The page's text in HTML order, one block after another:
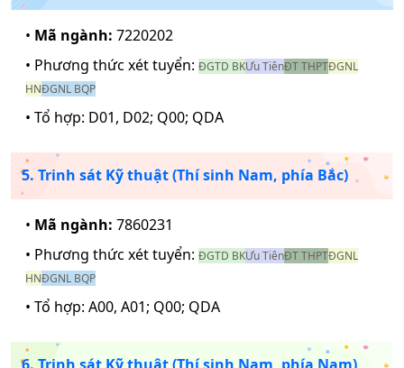
• Mã ngành: 7220202
• Phương thức xét tuyển: ĐGTD BKƯu TiênĐT THPTĐGNL
HNĐGNL BQP
• Tổ hợp: D01, D02; Q00; QDA
5. Trinh sát Kỹ thuật (Thí sinh Nam, phía Bắc)
• Mã ngành: 7860231
• Phương thức xét tuyển: ĐGTD BKƯu TiênĐT THPTĐGNL
HNĐGNL BQP
• Tổ hợp: A00, A01; Q00; QDA